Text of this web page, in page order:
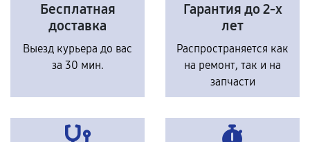
Бесплатная
доставка
Выезд курьера до вас
за 30 мин.
Гарантия до 2-х
лет
Распространяется как
на ремонт, так и на
запчасти